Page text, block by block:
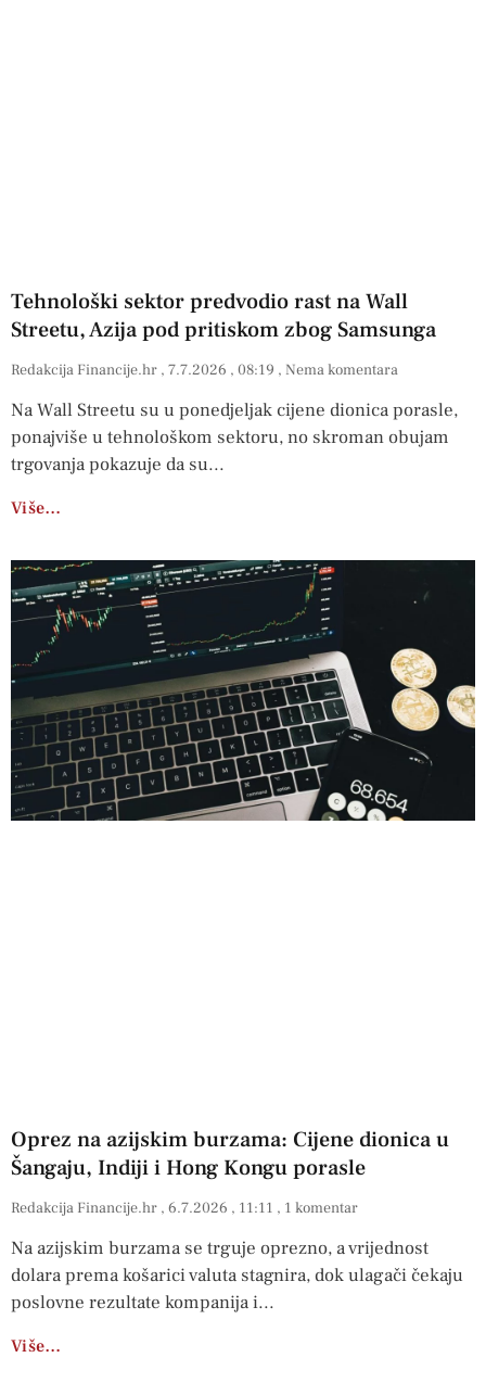
Tehnološki sektor predvodio rast na Wall
Streetu, Azija pod pritiskom zbog Samsunga
Redakcija Financije.hr 7.7.2026 08:19 Nema komentara
Na Wall Streetu su u ponedjeljak cijene dionica porasle,
ponajviše u tehnološkom sektoru, no skroman obujam
trgovanja pokazuje da su
Više…
Oprez na azijskim burzama: Cijene dionica u
Šangaju, Indiji i Hong Kongu porasle
Redakcija Financije.hr 6.7.2026 11:11 1 komentar
Na azijskim burzama se trguje oprezno, a vrijednost
dolara prema košarici valuta stagnira, dok ulagači čekaju
poslovne rezultate kompanija i
Više…